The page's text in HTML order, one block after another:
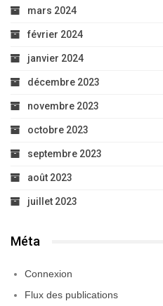
mars 2024
février 2024
janvier 2024
décembre 2023
novembre 2023
octobre 2023
septembre 2023
août 2023
juillet 2023
Méta
Connexion
Flux des publications